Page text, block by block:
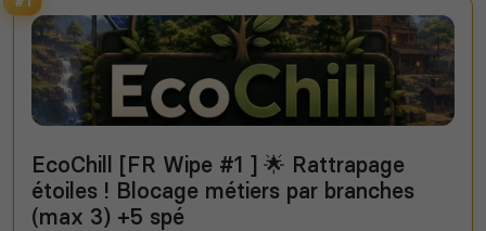
EcoChill [FR Wipe #1 ] 🌟 Rattrapage
étoiles ! Blocage métiers par branches
(max 3) +5 spé